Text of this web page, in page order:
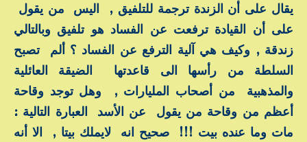
يقال على أن الزندة ترجمة للتلفيق , اليس من يقول
على أن القيادة ترفعت عن الفساد هو تلفيق وبالتالي
زندقة , وكيف هي آلية الترفع عن الفساد ؟ ألم تصبح
السلطة من رأسها الى قاعدتها الضيقة العائلية
والمذهبية من أصحاب المليارات , وهل توجد وقاحة
أعظم من وقاحة من يقول عن الأسد العبارة التالية :
مات وما عنده بيت !!! صحيح انه لايملك بيتا , الا أنه